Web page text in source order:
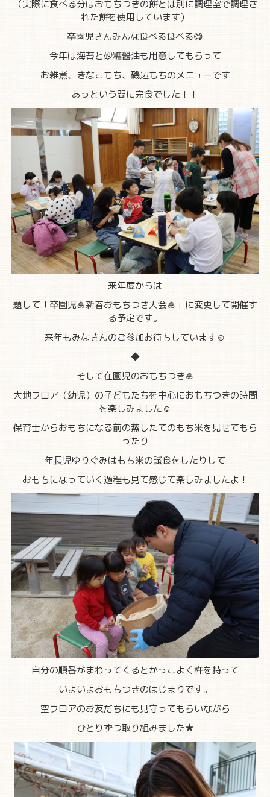
（実際に食べる分はおもちつきの餅とは別に調理室で調理さ
れた餅を使用しています）
卒園児さんみんな食べる食べる😋
今年は海苔と砂糖醤油も用意してもらって
お雑煮、きなこもち、磯辺もちのメニューです
あっという間に完食でした！！
来年度からは
題して「卒園児🎍新春おもちつき大会🎍」に変更して開催す
る予定です。
来年もみなさんのご参加お待ちしています☺
◆
そして在園児のおもちつき🎍
大地フロア（幼児）の子どもたちを中心におもちつきの時間
を楽しみました☺
保育士からおもちになる前の蒸したてのもち米を見せてもら
ったり
年長児ゆりぐみはもち米の試食をしたりして
おもちになっていく過程も見て感じて楽しみましたよ！
自分の順番がまわってくるとかっこよく杵を持って
いよいよおもちつきのはじまりです。
空フロアのお友だちにも見守ってもらいながら
ひとりずつ取り組みました★